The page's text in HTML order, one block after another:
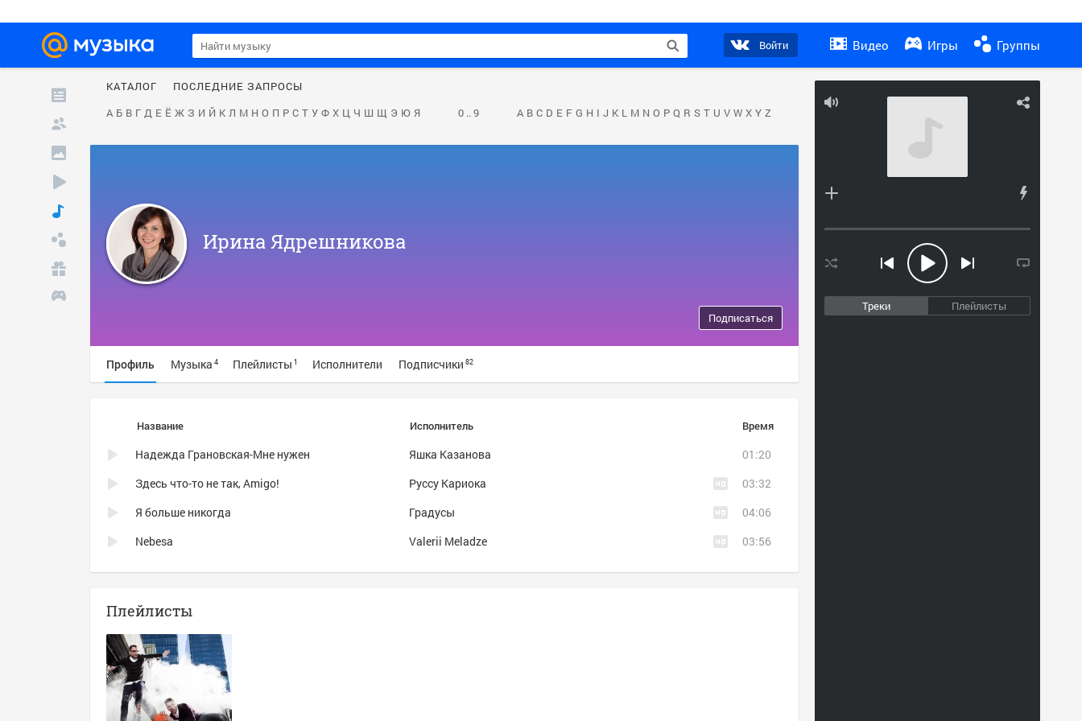
Войти Видео Игры Группы
Треки Плейлисты
КАТАЛОГ
ПОСЛЕДНИЕ ЗАПРОСЫ
А Б В Г Д Е Ё Ж З И Й К Л М Н О П Р С Т У Ф Х Ц Ч Ш Щ Э Ю Я 0 .. 9 A B C D E F G H I J K L M N O P Q R S T U V W X Y Z
Ирина Ядрешникова
Подписаться
Профиль Музыка 4 Плейлисты 1 Исполнители Подписчики 82
Название Исполнитель Время
Надежда Грановская-Мне нужен Яшка Казанова
01:20
Здесь что-то не так, Amigo!
Руссу Кариока
03:32
Я больше никогда
Градусы
04:06
Nebesa
Valerii Meladze 03:56
Плейлисты